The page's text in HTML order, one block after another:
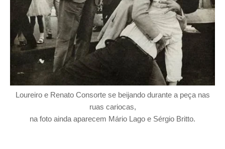
Loureiro e Renato Consorte se beijando durante a peça nas
ruas cariocas,
na foto ainda aparecem Mário Lago e Sérgio Britto.